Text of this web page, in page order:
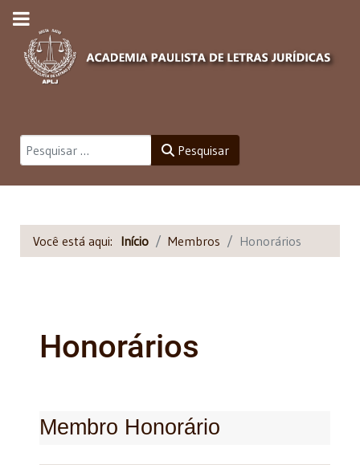
Pesquisar Pesquisar
Você está aqui: Início Membros Honorários
Honorários
Membro Honorário